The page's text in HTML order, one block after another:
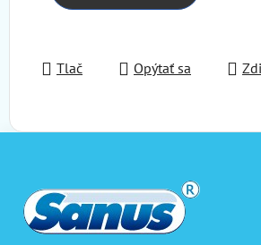
Tlač Opýtať sa